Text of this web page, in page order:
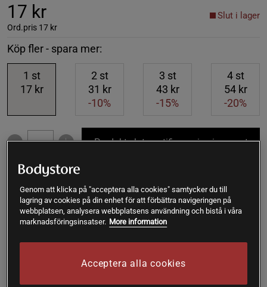
17 kr
Ord.pris 17 kr
Slut i lager
Köp fler - spara mer:
1 st
17 kr
2 st
31 kr
-10%
3 st
43 kr
-15%
4st
54 kr
-20%
Produkt slut - notifiera mig via e-post
!
produkten åter finns i lager.
SKU #A4788-18 | EAN 7391835923507
Kokosgrädde från Kung Markatta är en KRAV-ekologisk och
Fairtrade-märkt kokosgrädde utan tillsatser, med naturlig
Genom att klicka på "acceptera alla cookies" samtycker du till
lagring av cookies på din enhet för att förbättra navigeringen på
webbplatsen, analysera webbplatsens användning och bistå i våra
marknadsföringsinsatser. More information
Acceptera alla cookies